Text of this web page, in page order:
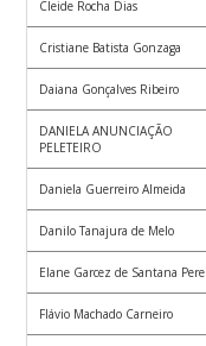
Cleide Rocha Dias
Cristiane Batista Gonzaga
Daiana Gonçalves Ribeiro
DANIELA ANUNCIAÇÃO
PELETEIRO
Daniela Guerreiro Almeida
Danilo Tanajura de Melo
Elane Garcez de Santana
Flávio Machado Carneiro